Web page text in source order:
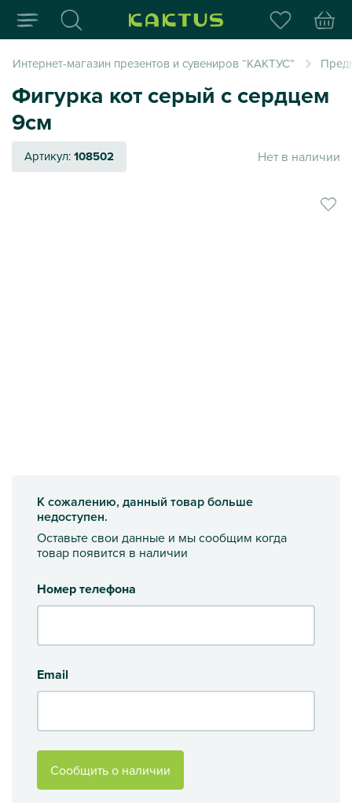
Интернет-магазин
Интернет-магазин презентов и сувениров “КАКТУС”
Фигурка кот серый с сердцем
9см
Артикул:108502 Нет в наличии
К сожалению, данный товар больше
недоступен.
Оставьте свои данные и мы сообщим когда
товар появится в наличии
Номер телефона
Email
Сообщить о наличии